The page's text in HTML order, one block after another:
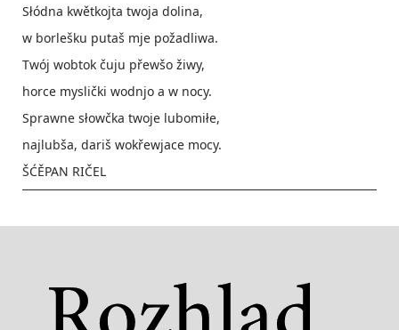
Słódna kwětkojta twoja dolina,
w borlešku putaš mje požadliwa.
Twój wobtok čuju přewšo žiwy,
horce myslički wodnjo a w nocy.
Sprawne słowčka twoje lubomiłe,
najlubša, dariš wokřewjace mocy.
ŠĆĚPAN RIČEL